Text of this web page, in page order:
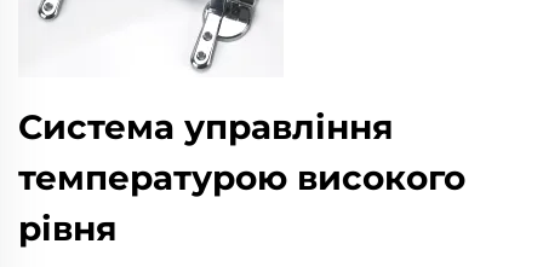
Система управління
температурою високого
рівня